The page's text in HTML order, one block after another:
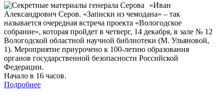
«Иван
Александрович Серов. «Записки из чемодана» – так
называется очередная встреча проекта «Вологодское
собрание», которая пройдет в четверг, 14 декабря, в зале № 12
Вологодской областной научной библиотеки (М. Ульяновой,
1). Мероприятие приурочено к 100-летию образования
органов государственной безопасности Российской
Федерации.
Начало в 16 часов.
Подробнее